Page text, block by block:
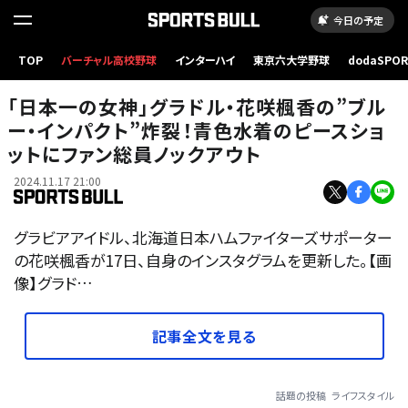
今日の予定
TOP バーチャル高校野球 インターハイ 東京六大学野球
「日本一の女神」グラドル・花咲楓香の”ブル
ー・インパクト”炸裂！青色水着のピースショ
ットにファン総員ノックアウト
2024.11.17 21:00
グラビアアイドル、北海道日本ハムファイターズサポーター
の花咲楓香が17日、自身のインスタグラムを更新した。【画
像】グラド…
記事全文を見る
話題の投稿 ライフスタイル